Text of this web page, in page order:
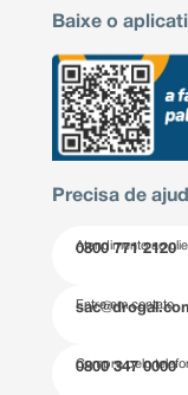
Baixe o
Precisa de
Atendimento ao
0800 771 2120
Entre em contato
Compre pelo
0800 347 0000